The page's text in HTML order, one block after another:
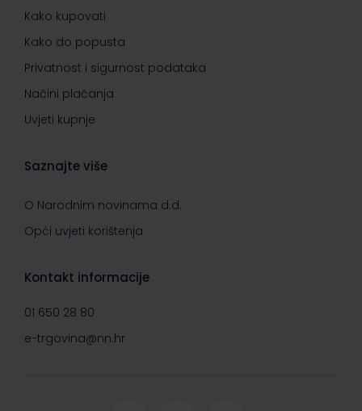
Kako kupovati
Kako do popusta
Privatnost i sigurnost podataka
Načini plaćanja
Uvjeti kupnje
Saznajte više
O Narodnim novinama d.d.
Opći uvjeti korištenja
Kontakt informacije
01 650 28 80
e-trgovina@nn.hr